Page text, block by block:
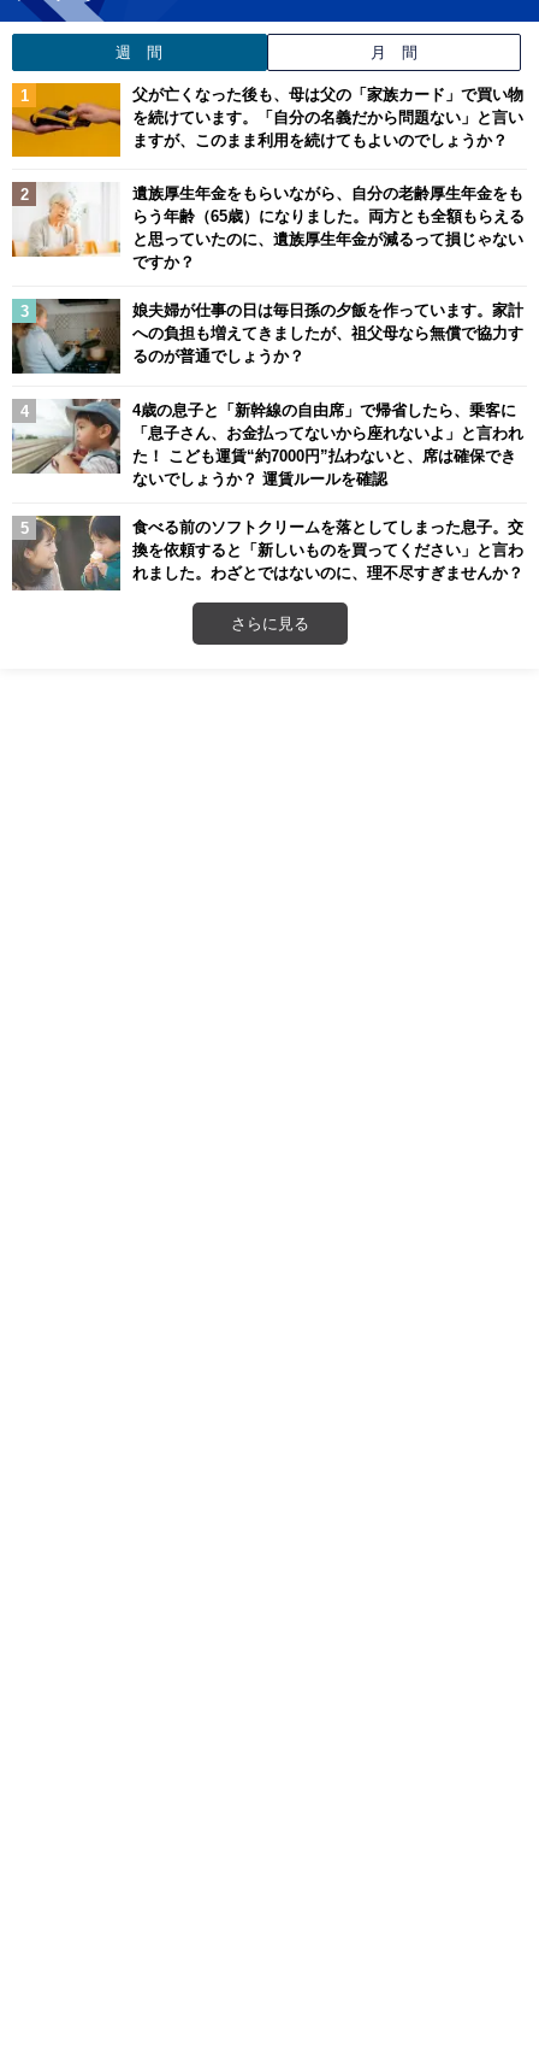
週 間 月 間
父が亡くなった後も、母は父の「家族カード」で買い物
を続けています。「自分の名義だから問題ない」と言い
ますが、このまま利用を続けてもよいのでしょうか？
遺族厚生年金をもらいながら、自分の老齢厚生年金をも
らう年齢（65歳）になりました。両方とも全額もらえる
と思っていたのに、遺族厚生年金が減るって損じゃない
ですか？
娘夫婦が仕事の日は毎日孫の夕飯を作っています。家計
への負担も増えてきましたが、祖父母なら無償で協力す
るのが普通でしょうか？
4歳の息子と「新幹線の自由席」で帰省したら、乗客に
「息子さん、お金払ってないから座れないよ」と言われ
た！ こども運賃“約7000円”払わないと、席は確保でき
ないでしょうか？ 運賃ルールを確認
食べる前のソフトクリームを落としてしまった息子。交
換を依頼すると「新しいものを買ってください」と言わ
れました。わざとではないのに、理不尽すぎませんか？
さらに見る